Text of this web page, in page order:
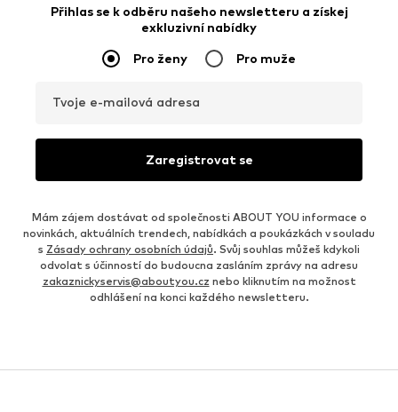
Přihlas se k odběru našeho newsletteru a získej
exkluzivní nabídky
Pro ženy Pro muže
Tvoje e-mailová adresa
Zaregistrovat se
Mám zájem dostávat od společnosti ABOUT YOU informace o
novinkách, aktuálních trendech, nabídkách a poukázkách v souladu
s Zásady ochrany osobních údajů. Svůj souhlas můžeš kdykoli
odvolat s účinností do budoucna zasláním zprávy na adresu
zakaznickyservis@aboutyou.cz nebo kliknutím na možnost
odhlášení na konci každého newsletteru.